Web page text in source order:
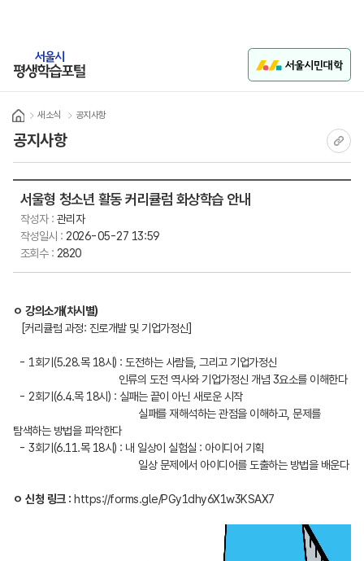
Home
새소식 공지사항
공지사항 현재
서울형 청소년 활동 커리큘럼 화상학습 안내
작성자 : 관리자
작성일시 : 2026-05-27 13:59
조회수 : 2820
ㅇ 강의소개(차시별)
[커리큘럼 과정: 진로개발 및 기업가정신]
- 1회기(5.28.목 18시) : 도전하는 사람들, 그리고 기업가정신
인류의 도전 역사와 기업가정신 개념 3요소를 이해한다
- 2회기(6.4.목 18시) : 실패는 끝이 아닌 새로운 시작
실패를 재해석하는 관점을 이해하고, 문제를
탐색하는 방법을 파악한다
- 3회기(6.11.목 18시) : 내 일상이 실험실 : 아이디어 기획
일상 문제에서 아이디어를 도출하는 방법을 배운다
ㅇ 신청 링크 : https://forms.gle/PGy1dhy6X1w3KSAX7